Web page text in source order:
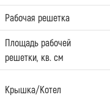
Рабочая решетка
Площадь рабочей
решетки, кв. см
Крышка/Котел